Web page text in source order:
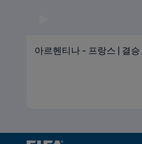
아르헨티나 - 프랑스 | 결